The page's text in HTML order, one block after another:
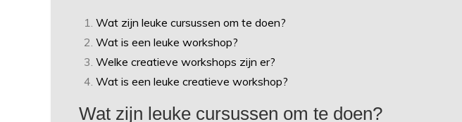
Wat zijn leuke cursussen om te doen?
Wat is een leuke workshop?
Welke creatieve workshops zijn er?
Wat is een leuke creatieve workshop?
Wat zijn leuke cursussen om te doen?